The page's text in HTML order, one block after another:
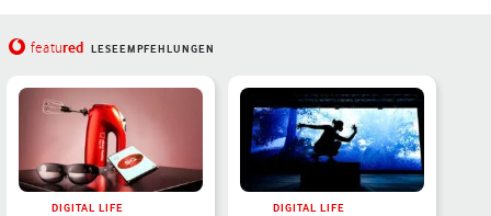
featured LESEEMPFEHLUNGEN
DIGITAL LIFE DIGITAL LIFE